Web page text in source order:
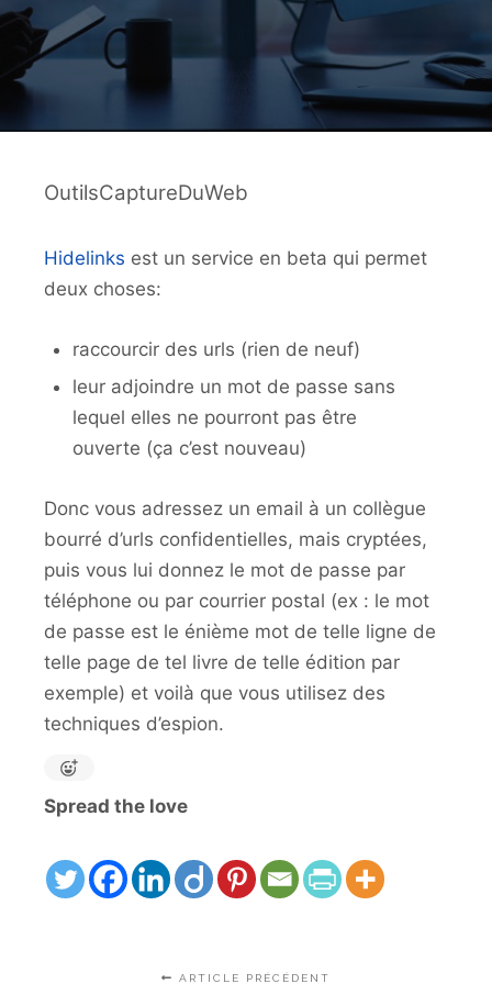
OutilsCaptureDuWeb
Hidelinks est un service en beta qui permet
deux choses:
raccourcir des urls (rien de neuf)
leur adjoindre un mot de passe sans
lequel elles ne pourront pas être
ouverte (ça c’est nouveau)
Donc vous adressez un email à un collègue
bourré d’urls confidentielles, mais cryptées,
puis vous lui donnez le mot de passe par
téléphone ou par courrier postal (ex : le mot
de passe est le énième mot de telle ligne de
telle page de tel livre de telle édition par
exemple) et voilà que vous utilisez des
techniques d’espion.
Spread the love
ARTICLE PRÉCÉDENT